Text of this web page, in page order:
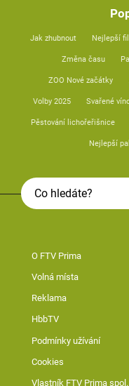
Jak zhubnout Nejlepší
Změna času
ZOO Nové začátky
Volby 2025 Svařené
Pěstování lichořeřišnice
Nejlepší
O FTV Prima
Volná místa
Reklama
HbbTV
Podmínky užívání
Cookies
Vlastník FTV Prima